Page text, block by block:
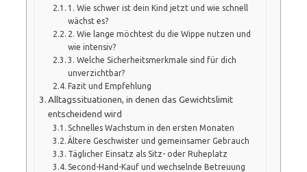
1. Wie schwer ist dein Kind jetzt und wie schnell
wächst es?
2. Wie lange möchtest du die Wippe nutzen und
wie intensiv?
3. Welche Sicherheitsmerkmale sind für dich
unverzichtbar?
Fazit und Empfehlung
Alltagssituationen, in denen das Gewichtslimit
entscheidend wird
Schnelles Wachstum in den ersten Monaten
Ältere Geschwister und gemeinsamer Gebrauch
Täglicher Einsatz als Sitz- oder Ruheplatz
Second-Hand-Kauf und wechselnde Betreuung